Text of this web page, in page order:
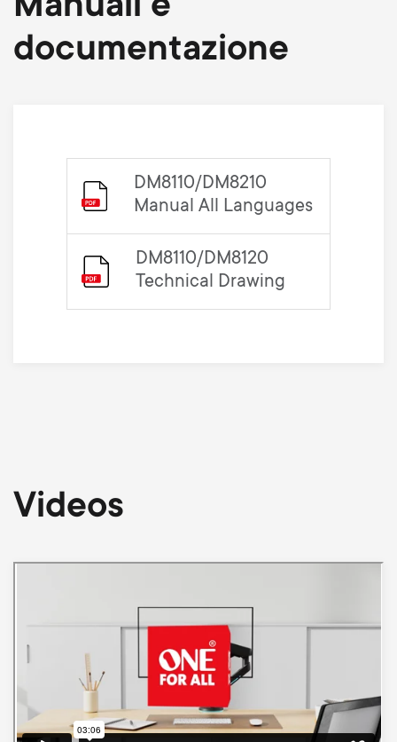
documentazione
DM8110/DM8210
Manual All Languages
DM8110/DM8120
Technical Drawing
Videos